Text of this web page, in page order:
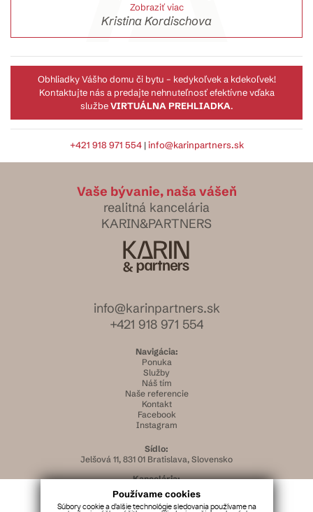
Používame cookies
Súbory cookie a ďalšie technológie sledovania používame na
Zobraziť viac
Kristina Kordischova
Obhliadky Vášho domu či bytu – kedykoľvek a kdekoľvek!
Kontaktujte nás a predajte nehnuteľnosť efektívne vďaka
službeVIRTUÁLNA PREHLIADKA.
+421 918 971 554|info@karinpartners.sk
Vaše bývanie, naša vášeň
realitná kancelária
KARIN&PARTNERS
info@karinpartners.sk
+421 918 971 554
Navigácia:
Ponuka
Služby
Náš tím
Naše referencie
Kontakt
Facebook
Instagram
Sídlo:
Jelšová 11, 831 01 Bratislava, Slovensko
Kancelária:
Lazaretská 3/a, 811 08 Bratislava, Slovensko
IČO: